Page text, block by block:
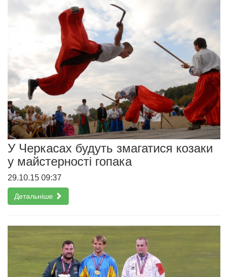
У Черкасах будуть змагатися козаки
у майстерності гопака
29.10.15 09:37
Детальніше